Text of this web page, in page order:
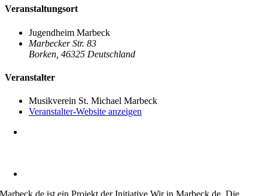
Veranstaltungsort
Jugendheim Marbeck
Marbecker Str. 83
Borken 46325 Deutschland
Veranstalter
Musikverein St. Michael Marbeck
Veranstalter-Website anzeigen
Marbeck.de ist ein Projekt der Initiative Wir in Marbeck.de. Die